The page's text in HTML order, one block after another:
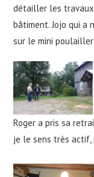
détailler les
bâtiment. Jojo qui a
sur le mini
Roger a pris sa
je le sens très actif,